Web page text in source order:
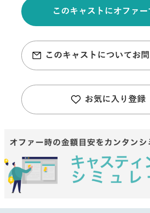
このキャストにオファー
このキャストについてお
お気に入り登録